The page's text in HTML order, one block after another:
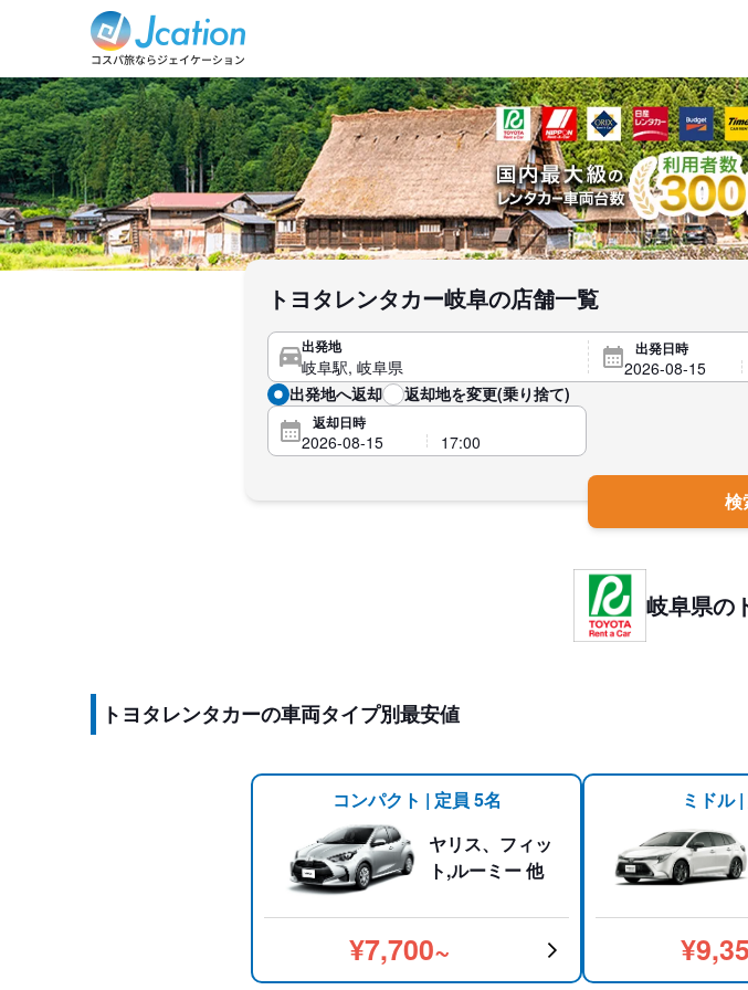
トヨタレンタカー岐阜の店舗一覧
出発地 出発日時
出発地へ返却 返却地を変更(乗り捨て)
返却日時
検
岐阜県の
トヨタレンタカーの車両タイプ別最安値
コンパクト | 定員 5名
ヤリス、フィッ
ト,ルーミー 他
¥7,700~
ミドル